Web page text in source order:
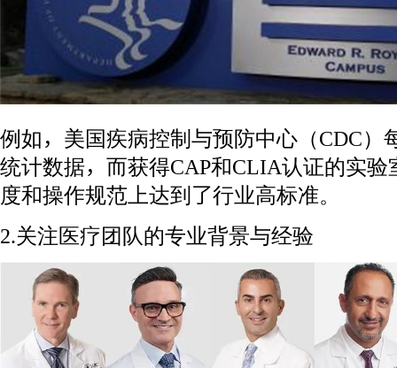
例如，美国疾病控制与预防中心（CDC）
统计数据，而获得CAP和CLIA认证的实
度和操作规范上达到了行业高标准。
2.关注医疗团队的专业背景与经验